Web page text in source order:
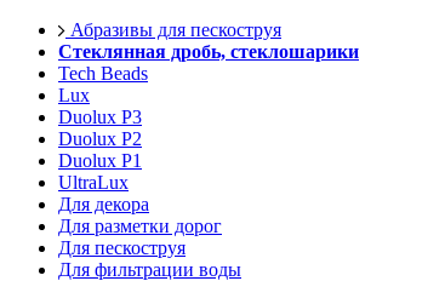
Абразивы для пескоструя
Стеклянная дробь, стеклошарики
Tech Beads
Lux
Duolux P3
Duolux P2
Duolux P1
UltraLux
Для декора
Для разметки дорог
Для пескоструя
Для фильтрации воды